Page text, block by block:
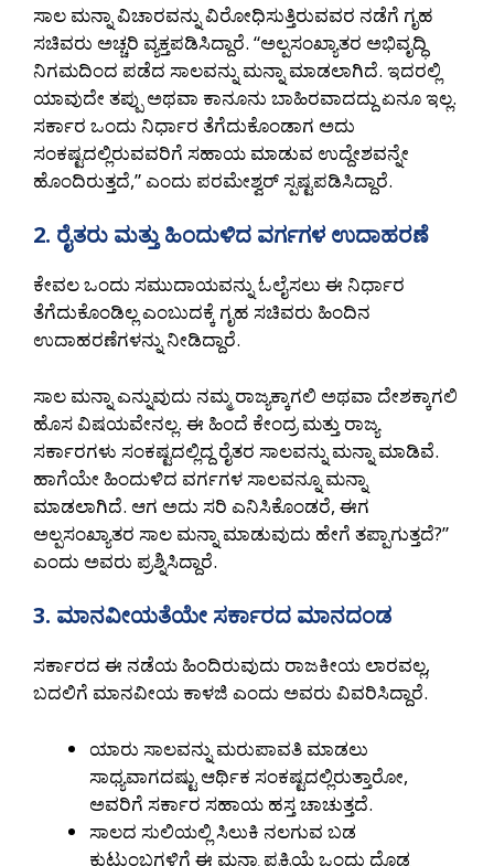
ಸಾಲ ಮನ್ನಾ ವಿಚಾರವನ್ನು ವಿರೋಧಿಸುತ್ತಿರುವವರ ನಡೆಗೆ ಗೃಹ
ಸಚಿವರು ಅಚ್ಚರಿ ವ್ಯಕ್ತಪಡಿಸಿದ್ದಾರೆ. “ಅಲ್ಪಸಂಖ್ಯಾತರ ಅಭಿವೃದ್ಧಿ
ನಿಗಮದಿಂದ ಪಡೆದ ಸಾಲವನ್ನು ಮನ್ನಾ ಮಾಡಲಾಗಿದೆ. ಇದರಲ್ಲಿ
ಯಾವುದೇ ತಪ್ಪು ಅಥವಾ ಕಾನೂನು ಬಾಹಿರವಾದದ್ದು ಏನೂ ಇಲ್ಲ.
ಸರ್ಕಾರ ಒಂದು ನಿರ್ಧಾರ ತೆಗೆದುಕೊಂಡಾಗ ಅದು
ಸಂಕಷ್ಟದಲ್ಲಿರುವವರಿಗೆ ಸಹಾಯ ಮಾಡುವ ಉದ್ದೇಶವನ್ನೇ
ಹೊಂದಿರುತ್ತದೆ,” ಎಂದು ಪರಮೇಶ್ವರ್ ಸ್ಪಷ್ಟಪಡಿಸಿದ್ದಾರೆ.
2. ರೈತರು ಮತ್ತು ಹಿಂದುಳಿದ ವರ್ಗಗಳ ಉದಾಹರಣೆ
ಕೇವಲ ಒಂದು ಸಮುದಾಯವನ್ನು ಓಲೈಸಲು ಈ ನಿರ್ಧಾರ
ತೆಗೆದುಕೊಂಡಿಲ್ಲ ಎಂಬುದಕ್ಕೆ ಗೃಹ ಸಚಿವರು ಹಿಂದಿನ
ಉದಾಹರಣೆಗಳನ್ನು ನೀಡಿದ್ದಾರೆ.
ಸಾಲ ಮನ್ನಾ ಎನ್ನುವುದು ನಮ್ಮ ರಾಜ್ಯಕ್ಕಾಗಲಿ ಅಥವಾ ದೇಶಕ್ಕಾಗಲಿ
ಹೊಸ ವಿಷಯವೇನಲ್ಲ. ಈ ಹಿಂದೆ ಕೇಂದ್ರ ಮತ್ತು ರಾಜ್ಯ
ಸರ್ಕಾರಗಳು ಸಂಕಷ್ಟದಲ್ಲಿದ್ದ ರೈತರ ಸಾಲವನ್ನು ಮನ್ನಾ ಮಾಡಿವೆ.
ಹಾಗೆಯೇ ಹಿಂದುಳಿದ ವರ್ಗಗಳ ಸಾಲವನ್ನೂ ಮನ್ನಾ
ಮಾಡಲಾಗಿದೆ. ಆಗ ಅದು ಸರಿ ಎನಿಸಿಕೊಂಡರೆ, ಈಗ
ಅಲ್ಪಸಂಖ್ಯಾತರ ಸಾಲ ಮನ್ನಾ ಮಾಡುವುದು ಹೇಗೆ ತಪ್ಪಾಗುತ್ತದೆ?”
ಎಂದು ಅವರು ಪ್ರಶ್ನಿಸಿದ್ದಾರೆ.
3. ಮಾನವೀಯತೆಯೇ ಸರ್ಕಾರದ ಮಾನದಂಡ
ಸರ್ಕಾರದ ಈ ನಡೆಯ ಹಿಂದಿರುವುದು ರಾಜಕೀಯ ಲಾರವಲ್ಲ,
ಬದಲಿಗೆ ಮಾನವೀಯ ಕಾಳಜಿ ಎಂದು ಅವರು ವಿವರಿಸಿದ್ದಾರೆ.
ಯಾರು ಸಾಲವನ್ನು ಮರುಪಾವತಿ ಮಾಡಲು
ಸಾಧ್ಯವಾಗದಷ್ಟು ಆರ್ಥಿಕ ಸಂಕಷ್ಟದಲ್ಲಿರುತ್ತಾರೋ,
ಅವರಿಗೆ ಸರ್ಕಾರ ಸಹಾಯ ಹಸ್ತ ಚಾಚುತ್ತದೆ.
ಸಾಲದ ಸುಲಿಯಲ್ಲಿ ಸಿಲುಕಿ ನಲಗುವ ಬಡ
ಕುಟುಂಬಗಳಿಗೆ ಈ ಮನ್ನಾ ಪ್ರಕ್ರಿಯೆ ಒಂದು ದೊಡ್ಡ